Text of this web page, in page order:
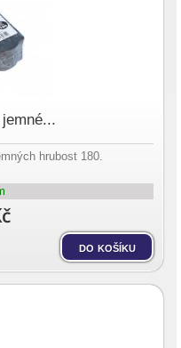
hrubost 180.
do košíku